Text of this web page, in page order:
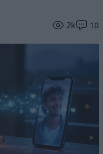
2k 10